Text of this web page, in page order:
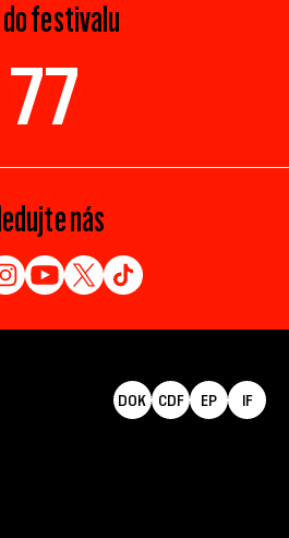
do festivalu
77
nás
DOK CDF EP IF